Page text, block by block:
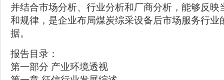
并结合市场分析、行业分析和厂商分析，能够反映
和规律，是企业布局煤炭综采设备后市场服务行业
据。
报告目录：
第一部分 产业环境透视